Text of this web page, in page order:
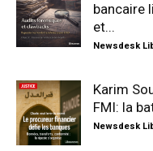
bancaire
et...
Newsdesk
Karim
FMI: la
Newsdesk